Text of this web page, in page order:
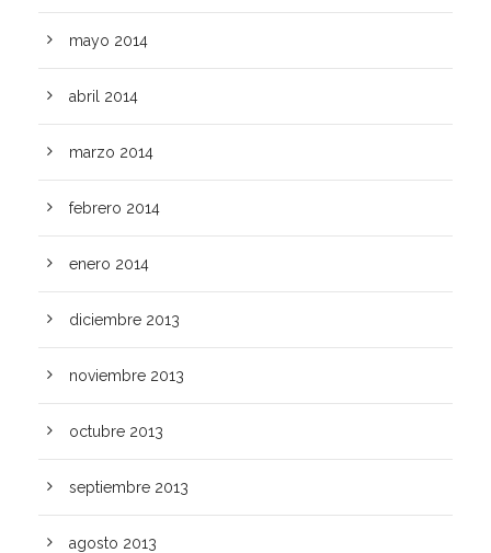
mayo 2014
abril 2014
marzo 2014
febrero 2014
enero 2014
diciembre 2013
noviembre 2013
octubre 2013
septiembre 2013
agosto 2013